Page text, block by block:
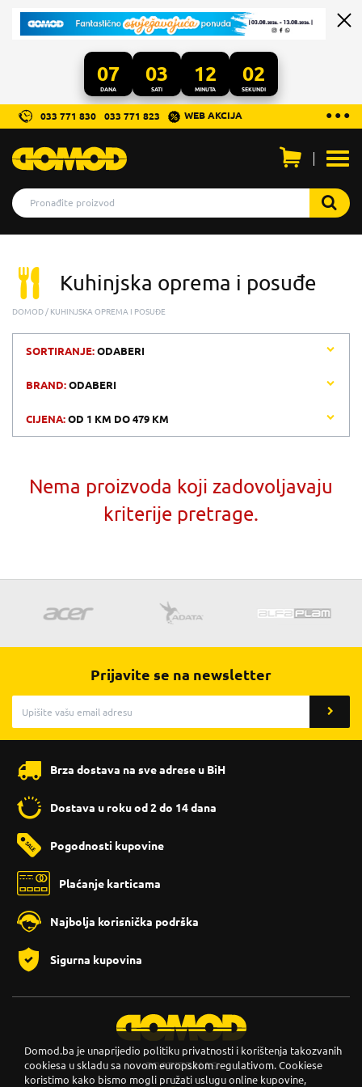
07
DANA
03
SATI
12
MINUTA
02
SEKUNDI
...
● ● ●
033 771 830 033 771 823 WEB AKCIJA
Kuhinjska oprema i posuđe
DOMOD KUHINJSKA OPREMA I POSUĐE
SORTIRANJE:ODABERI
BRAND:ODABERI
CIJENA:OD 1 KM DO479 KM
Nema proizvoda koji zadovoljavaju
kriterije pretrage.
Prijavite se na newsletter
Brza dostava na sve adrese u BiH
Dostava u roku od 2 do 14 dana
Pogodnosti kupovine
Plaćanje karticama
Najbolja korisnička podrška
Sigurna kupovina
PRATITE NAS
Domod.ba je unaprijedio politiku privatnosti i korištenja takozvanih
cookiesa u skladu sa novom europskom regulativom. Cookiese
koristimo kako bismo mogli pružati uslugu online kupovine,